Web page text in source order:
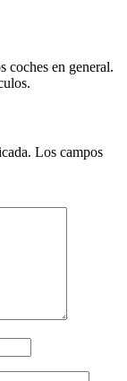
coches en general.
Los campos